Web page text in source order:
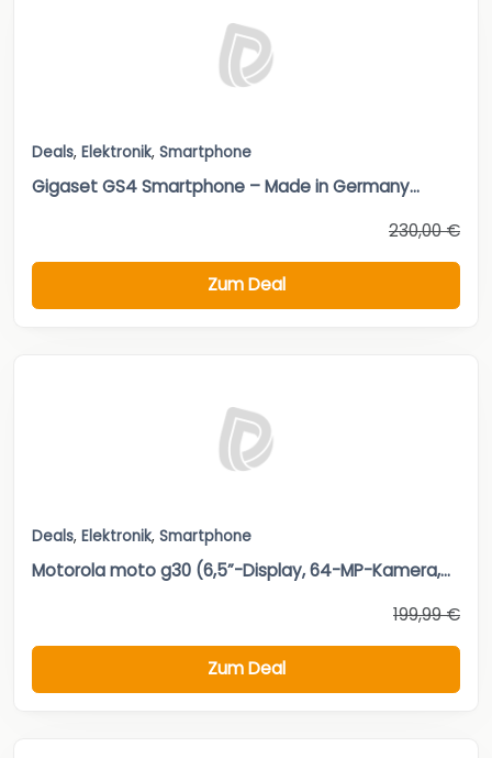
Deals, Elektronik, Smartphone
Gigaset GS4 Smartphone – Made in Germany...
230,00 €
Zum Deal
Deals, Elektronik, Smartphone
Motorola moto g30 (6,5”-Display, 64-MP-Kamera,...
199,99 €
Zum Deal